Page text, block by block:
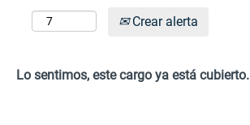
Crear alerta
Lo sentimos, este cargo ya está cubierto.